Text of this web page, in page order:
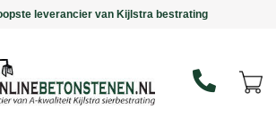
leverancier van Kijlstra bestrating